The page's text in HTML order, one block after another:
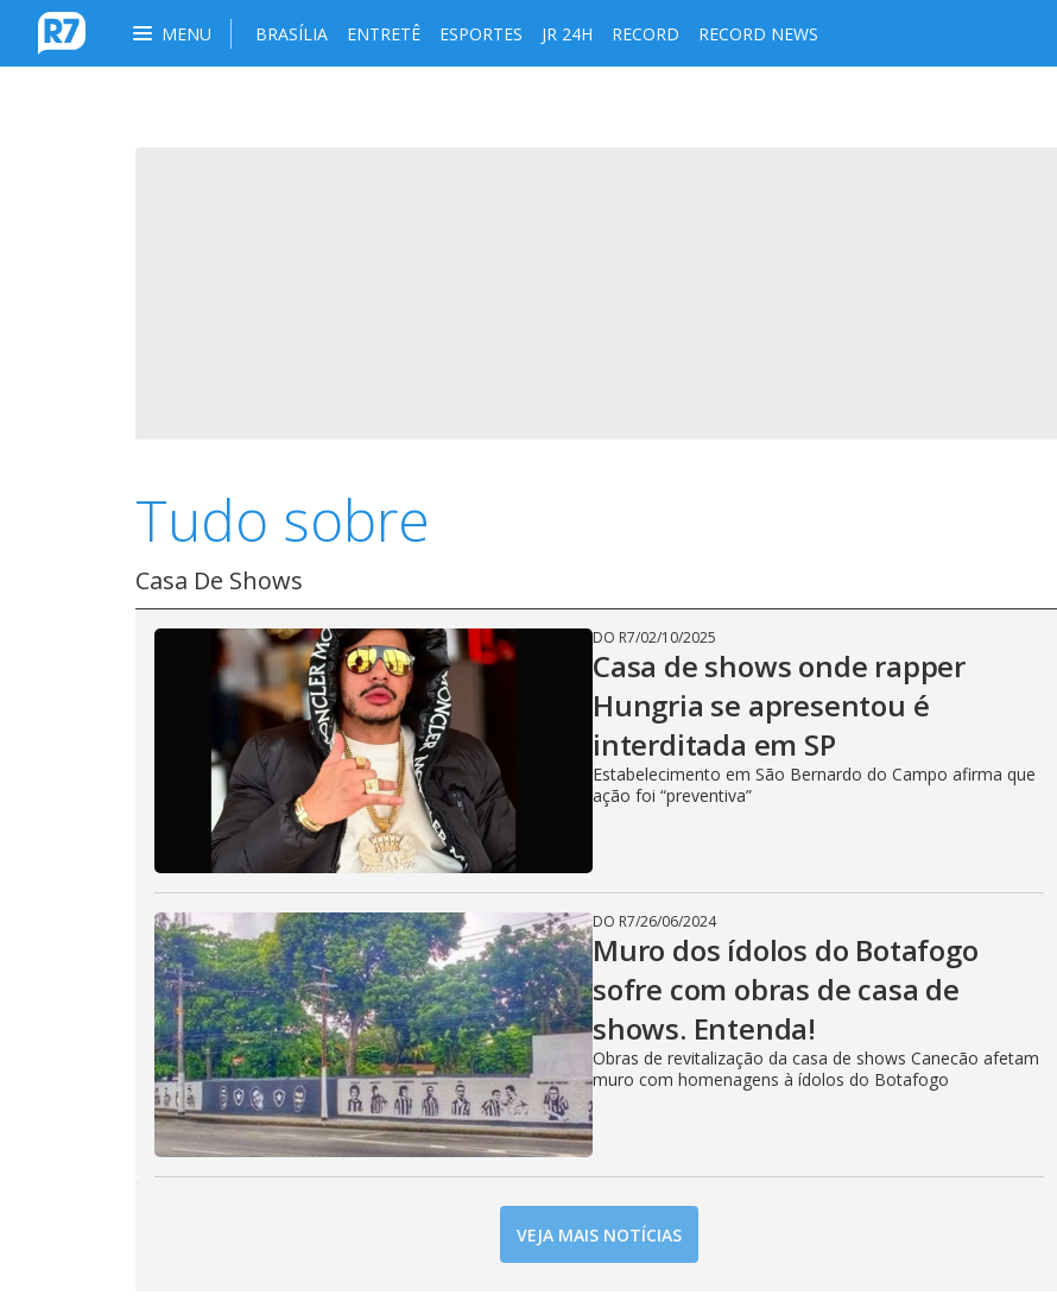
MENU BRASÍLIA ENTRETÊ ESPORTES JR 24H RECORD RECORD NEWS
Tudo sobre
Casa De Shows
DO R7/02/10/2025
Casa de shows onde rapper
Hungria se apresentou é
interditada em SP
Estabelecimento em São Bernardo do Campo afirma que
ação foi “preventiva”
DO R7/26/06/2024
Muro dos ídolos do Botafogo
sofre com obras de casa de
shows. Entenda!
Obras de revitalização da casa de shows Canecão afetam
muro com homenagens à ídolos do Botafogo
VEJA MAIS NOTÍCIAS